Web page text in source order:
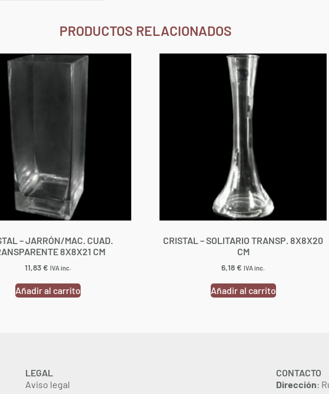
PRODUCTOS RELACIONADOS
– JARRÓN/MAC. CUAD.
8X8X21 CM
11,83€ IVA inc.
Añadir al carrito
CRISTAL – SOLITARIO TRANSP. 8X8X20
CM
6,18€ IVA inc.
Añadir al carrito
LEGAL
Aviso legal
CONTACTO
Dirección: